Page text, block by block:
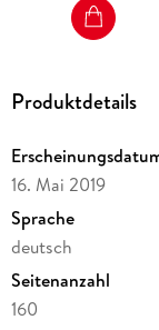
Produktdetails
16. Mai 2019
Sprache
deutsch
Seitenanzahl
160